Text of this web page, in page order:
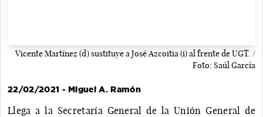
Vicente Martínez (d) sustituye a José Azcoitia (i) al frente de UGT. /
Foto: Saúl García
22/02/2021 - Miguel A. Ramón
Llega a la Secretaría General de la Unión General de